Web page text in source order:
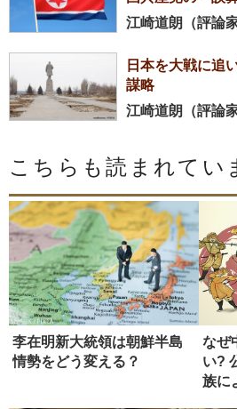
江崎道朗（評論家
日本を大戦に追
謀略
江崎道朗（評論家
こちらも読まれてい
李在明新大統領は朝鮮半島
情勢をどう変える？
なぜ
い?
族に